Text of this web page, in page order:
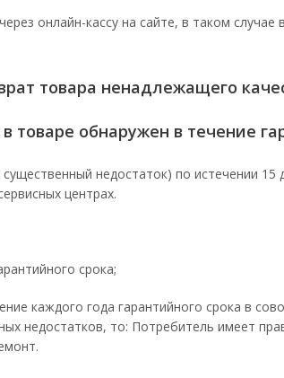
онлайн-кассу на сайте, в таком случае
товара ненадлежащего
товаре обнаружен в течение
недостаток) по истечении 15
центрах.
срока;
каждого года гарантийного срока в
недостатков, то: Потребитель имеет